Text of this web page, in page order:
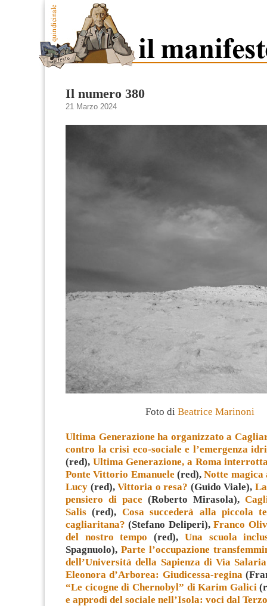
Il numero 380
21 Marzo 2024
Foto di Beatrice Marinoni
Ultima Generazione ha organizzato a
contro la crisi eco-sociale e l’emergenza
(red), Ultima Generazione, a Roma
Ponte Vittorio Emanuele (red),Notte magica
Lucy (red), Vittoria o resa? (Guido Viale),
pensiero di pace (Roberto Mirasola),
Salis (red), Cosa succederà alla piccola
cagliaritana? (Stefano Deliperi),Franco
del nostro tempo (red), Una scuola
Spagnuolo), Parte l’occupazione
dell’Università della Sapienza di Via
Eleonora d’Arborea: Giudicessa-regina
“Le cicogne di Chernobyl” di Karim Galici
e approdi del sociale nell’Isola: voci dal